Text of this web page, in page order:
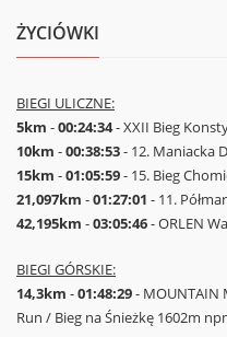
ŻYCIÓWKI
BIEGI ULICZNE:
5km -00:24:34- XXII Bieg
10km -00:38:53- 12. Maniacka
15km -01:05:59- 15. Bieg
21,097km -01:27:01 - 11.
42,195km -03:05:46- ORLEN
BIEGI GÓRSKIE:
14,3km -01:48:29- MOUNTAIN
Run / Bieg na Śnieżkę 1602m